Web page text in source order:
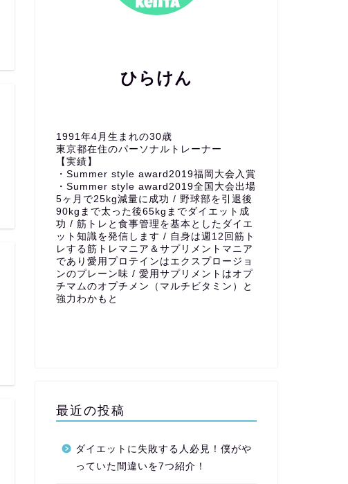
ひらけん
1991年4月生まれの30歳
東京都在住のパーソナルトレーナー
【実績】
・Summer style award2019福岡大会入賞
・Summer style award2019全国大会出場
5ヶ月で25kg減量に成功 / 野球部を引退後
90kgまで太った後65kgまでダイエット成
功 / 筋トレと食事管理を基本としたダイエ
ット知識を発信します / 自身は週12回筋ト
レする筋トレマニア＆サプリメントマニア
であり愛用プロテインはエクスプロージョ
ンのプレーン味 / 愛用サプリメントはオプ
チマムのオプチメン（マルチビタミン）と
強力わかもと
最近の投稿
ダイエットに失敗する人必見！僕がや
っていた間違いを7つ紹介！